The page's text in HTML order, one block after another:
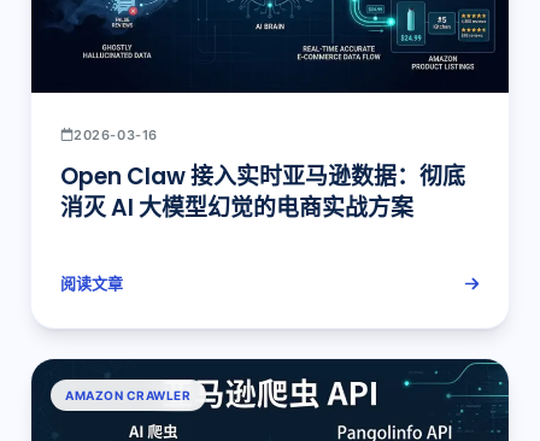
2026-03-16
Open Claw 接入实时亚马逊数据：彻底
消灭 AI 大模型幻觉的电商实战方案
阅读文章
AMAZON CRAWLER